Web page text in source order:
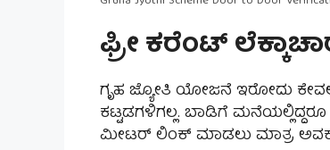
ಫ್ರೀ ಕರೆಂಟ್
ಗೃಹ ಜ್ಯೋತಿ ಯೋಜನೆ ಇರೋದು
ಕಟ್ಟಡಗಳಿಗಲ್ಲ. ಬಾಡಿಗೆ
ಮೀಟರ್ ಲಿಂಕ್ ಮಾಡಲು ಮಾತ್ರ